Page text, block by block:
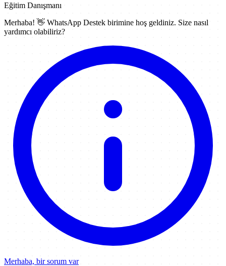
Eğitim Danışmanı
Merhaba! 👋 WhatsApp Destek birimine hoş geldiniz. Size nasıl
yardımcı olabiliriz?
Merhaba, bir sorum var